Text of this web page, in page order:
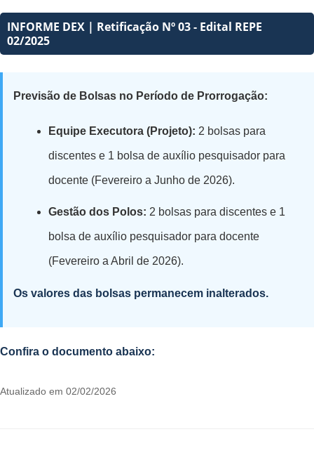
INFORME DEX | Retificação Nº 03 - Edital REPE
02/2025
Previsão de Bolsas no Período de Prorrogação:
Equipe Executora (Projeto): 2 bolsas para
discentes e 1 bolsa de auxílio pesquisador para
docente (Fevereiro a Junho de 2026).
Gestão dos Polos: 2 bolsas para discentes e 1
bolsa de auxílio pesquisador para docente
(Fevereiro a Abril de 2026).
Os valores das bolsas permanecem inalterados.
Confira o documento abaixo:
Atualizado em 02/02/2026